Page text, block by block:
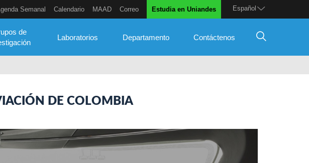
Español
Semanal Calendario MAAD Correo Estudia en Uniandes
de
Laboratorios Departamento Contáctenos
DE COLOMBIA